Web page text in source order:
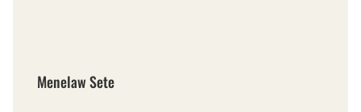
Menelaw Sete